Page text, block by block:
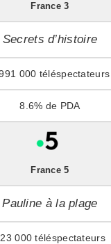
France 3
Secrets d’histoire
000
8.6%
France 5
Pauline à la plage
000